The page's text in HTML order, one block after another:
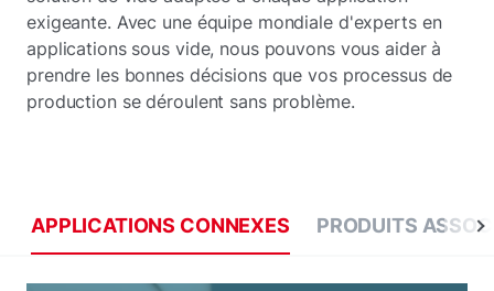
exigeante. Avec une équipe mondiale d'experts en
applications sous vide, nous pouvons vous aider à
prendre les bonnes décisions que vos processus de
production se déroulent sans problème.
APPLICATIONS CONNEXES PRODUITS